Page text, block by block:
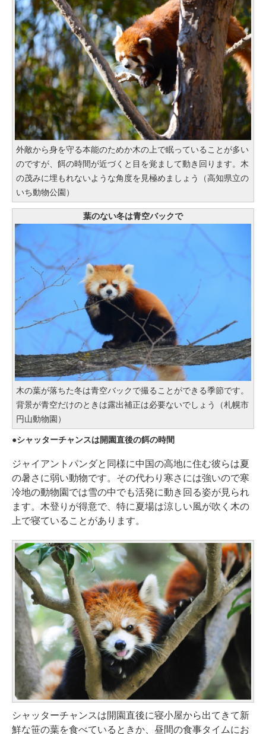
外敵から身を守る本能のためか木の上で眠っていることが多い
のですが、餌の時間が近づくと目を覚まして動き回ります。木
の茂みに埋もれないような角度を見極めましょう（高知県立の
いち動物公園）
葉のない冬は青空バックで
木の葉が落ちた冬は青空バックで撮ることができる季節です。
背景が青空だけのときは露出補正は必要ないでしょう（札幌市
円山動物園）
シャッターチャンスは開園直後の餌の時間
ジャイアントパンダと同様に中国の高地に住む彼らは夏
の暑さに弱い動物です。その代わり寒さには強いので寒
冷地の動物園では雪の中でも活発に動き回る姿が見られ
ます。木登りが得意で、特に夏場は涼しい風が吹く木の
上で寝ていることがあります。
シャッターチャンスは開園直後に寝小屋から出てきて新
鮮な笹の葉を食べているときか、昼間の食事タイムにお